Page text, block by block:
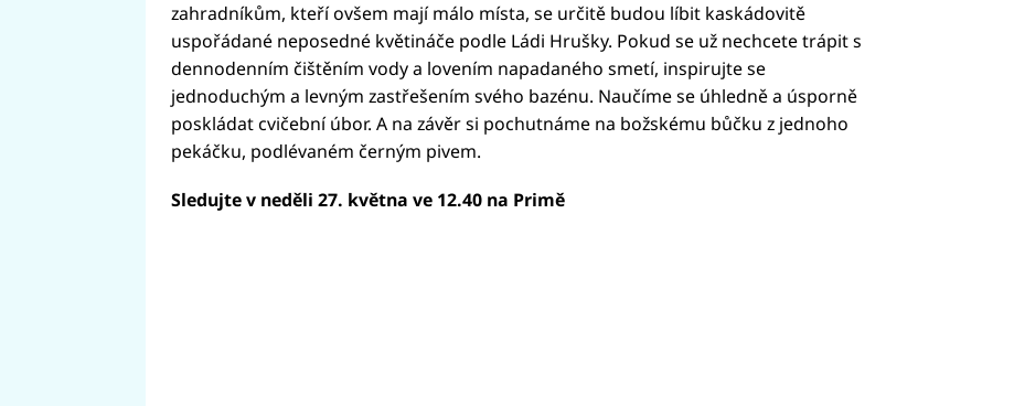
zahradníkům, kteří ovšem mají málo místa, se určitě budou líbit kaskádovitě
uspořádané neposedné květináče podle Ládi Hrušky. Pokud se už nechcete trápit s
dennodenním čištěním vody a lovením napadaného smetí, inspirujte se
jednoduchým a levným zastřešením svého bazénu. Naučíme se úhledně a úsporně
poskládat cvičební úbor. A na závěr si pochutnáme na božskému bůčku z jednoho
pekáčku, podlévaném černým pivem.
Sledujte v neděli 27. května ve 12.40 na Primě